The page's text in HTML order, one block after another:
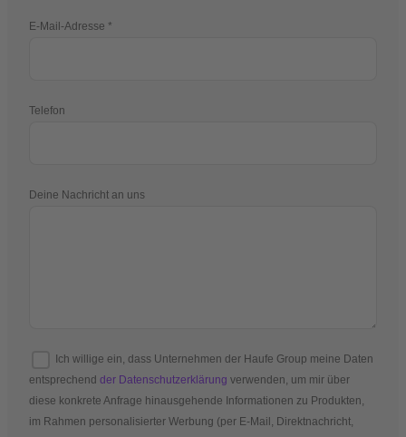
E-Mail-Adresse
Telefon
Deine Nachricht an uns
Ich willige ein, dass Unternehmen der Haufe Group meine Daten
entsprechend der Datenschutzerklärung verwenden, um mir über
diese konkrete Anfrage hinausgehende Informationen zu Produkten,
im Rahmen personalisierter Werbung (per E-Mail, Direktnachricht,